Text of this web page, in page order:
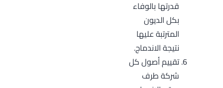
قدرتها بالوفاء
بكل الديون
المترتبة عليها
نتيجة الاندماج.
تقييم أصول كل
شركة طرف